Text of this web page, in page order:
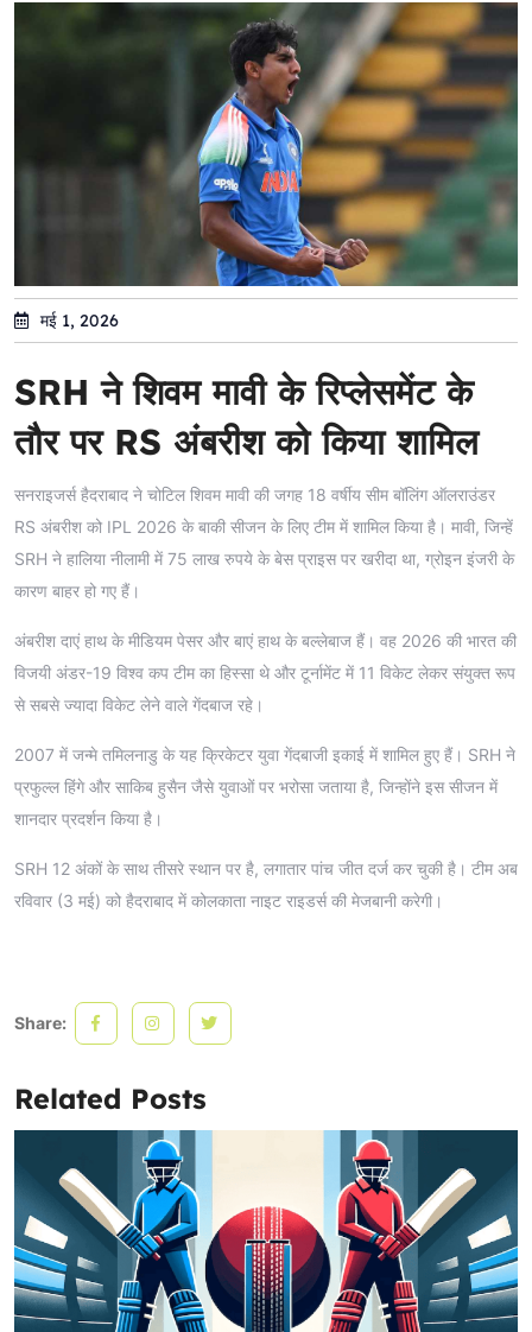
मई 1, 2026
SRH ने शिवम मावी के रिप्लेसमेंट के
तौर पर RS अंबरीश को किया शामिल
सनराइजर्स हैदराबाद ने चोटिल शिवम मावी की जगह 18 वर्षीय सीम बॉलिंग ऑलराउंडर
RS अंबरीश को IPL 2026 के बाकी सीजन के लिए टीम में शामिल किया है। मावी, जिन्हें
SRH ने हालिया नीलामी में 75 लाख रुपये के बेस प्राइस पर खरीदा था, ग्रोइन इंजरी के
कारण बाहर हो गए हैं।
अंबरीश दाएं हाथ के मीडियम पेसर और बाएं हाथ के बल्लेबाज हैं। वह 2026 की भारत की
विजयी अंडर-19 विश्व कप टीम का हिस्सा थे और टूर्नामेंट में 11 विकेट लेकर संयुक्त रूप
से सबसे ज्यादा विकेट लेने वाले गेंदबाज रहे।
2007 में जन्मे तमिलनाडु के यह क्रिकेटर युवा गेंदबाजी इकाई में शामिल हुए हैं। SRH ने
प्रफुल्ल हिंगे और साकिब हुसैन जैसे युवाओं पर भरोसा जताया है, जिन्होंने इस सीजन में
शानदार प्रदर्शन किया है।
SRH 12 अंकों के साथ तीसरे स्थान पर है, लगातार पांच जीत दर्ज कर चुकी है। टीम अब
रविवार (3 मई) को हैदराबाद में कोलकाता नाइट राइडर्स की मेजबानी करेगी।
Share:
Related Posts